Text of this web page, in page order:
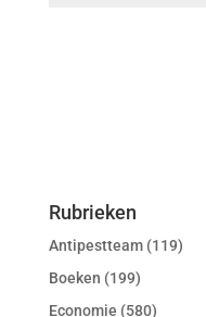
Rubrieken
Antipestteam(119)
Boeken (199)
Economie (580)